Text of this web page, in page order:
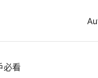
必看